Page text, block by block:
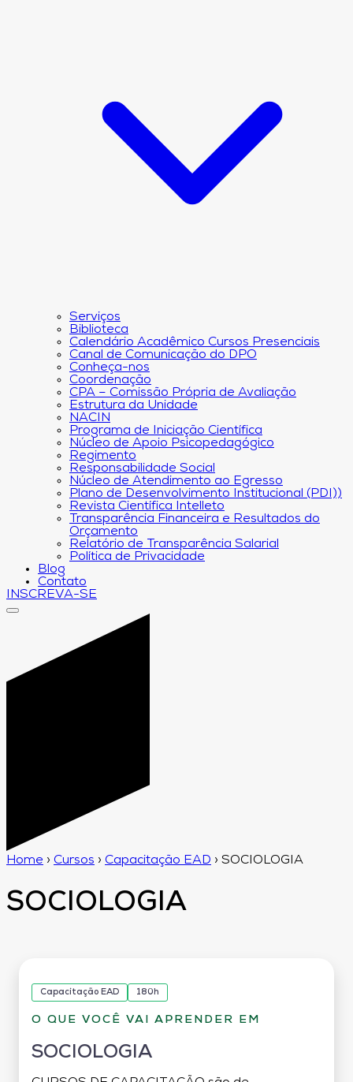
Serviços
Biblioteca
Calendário Acadêmico Cursos Presenciais
Canal de Comunicação do DPO
Conheça-nos
Coordenação
CPA – Comissão Própria de Avaliação
Estrutura da Unidade
NACIN
Programa de Iniciação Científica
Núcleo de Apoio Psicopedagógico
Regimento
Responsabilidade Social
Núcleo de Atendimento ao Egresso
Plano de Desenvolvimento Institucional (PDI))
Revista Científica Intelleto
Transparência Financeira e Resultados do
Orçamento
Relatório de Transparência Salarial
Política de Privacidade
Blog
Contato
INSCREVA-SE
Home › Cursos › Capacitação EAD › SOCIOLOGIA
SOCIOLOGIA
Capacitação EAD 180h
O QUE VOCÊ VAI APRENDER EM
SOCIOLOGIA